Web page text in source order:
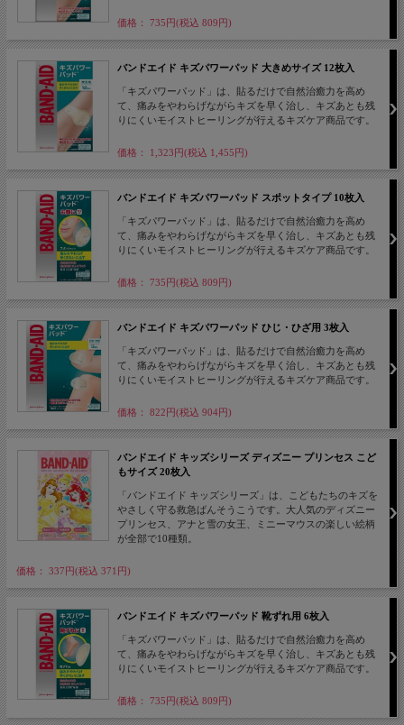
価格： 735円(税込 809円)
バンドエイド キズパワーパッド 大きめサイズ 12枚入
「キズパワーパッド」は、貼るだけで自然治癒力を高め
て、痛みをやわらげながらキズを早く治し、キズあとも残
りにくいモイストヒーリングが行えるキズケア商品です。
価格： 1,323円(税込 1,455円)
バンドエイド キズパワーパッド スポットタイプ 10枚入
「キズパワーパッド」は、貼るだけで自然治癒力を高め
て、痛みをやわらげながらキズを早く治し、キズあとも残
りにくいモイストヒーリングが行えるキズケア商品です。
価格： 735円(税込 809円)
バンドエイド キズパワーパッド ひじ・ひざ用 3枚入
「キズパワーパッド」は、貼るだけで自然治癒力を高め
て、痛みをやわらげながらキズを早く治し、キズあとも残
りにくいモイストヒーリングが行えるキズケア商品です。
価格： 822円(税込 904円)
バンドエイド キッズシリーズ ディズニー プリンセス こど
もサイズ 20枚入
「バンドエイド キッズシリーズ」は、こどもたちのキズを
やさしく守る救急ばんそうこうです。大人気のディズニー
プリンセス、アナと雪の女王、ミニーマウスの楽しい絵柄
が全部で10種類。
価格： 337円(税込 371円)
バンドエイド キズパワーパッド 靴ずれ用 6枚入
「キズパワーパッド」は、貼るだけで自然治癒力を高め
て、痛みをやわらげながらキズを早く治し、キズあとも残
りにくいモイストヒーリングが行えるキズケア商品です。
価格： 735円(税込 809円)